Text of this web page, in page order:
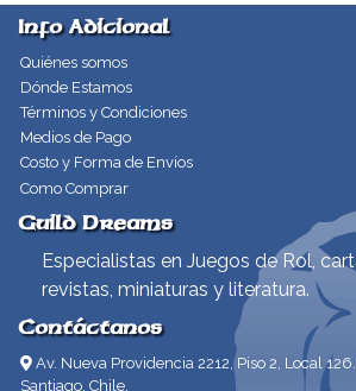
Info Adicional
Quiénes somos
Dónde Estamos
Términos y Condiciones
Medios de Pago
Costo y Forma de Envíos
Como Comprar
Guild Dreams
Especialistas en Juegos de Rol,
revistas, miniaturas y literatura.
Contáctanos
Av. Nueva Providencia 2212, Piso 2, Local
Santiago, Chile.